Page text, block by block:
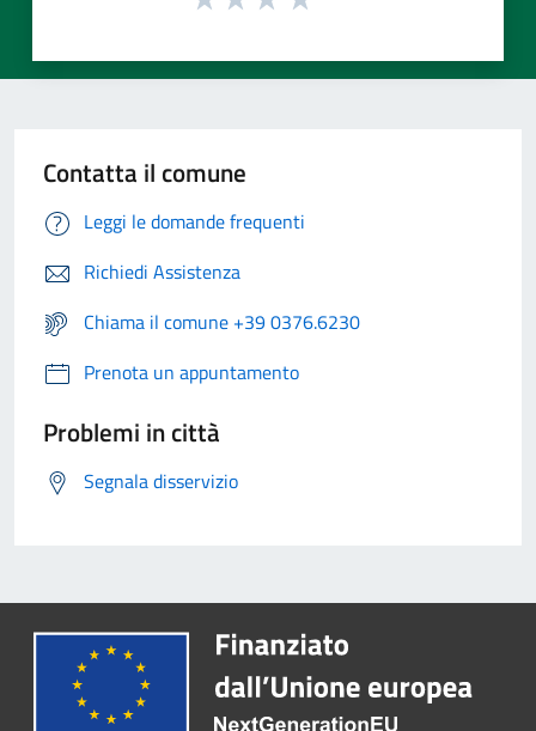
Contatta il comune
Leggi le domande frequenti
Richiedi Assistenza
Chiama il comune +39 0376.6230
Prenota un appuntamento
Problemi in città
Segnala disservizio